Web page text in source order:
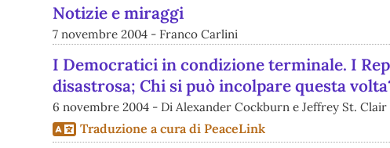
Notizie e miraggi
7 novembre 2004 - Franco Carlini
I Democratici in condizione terminale. I
disastrosa; Chi si può incolpare questa
6 novembre 2004 - Di Alexander Cockburn e Jeffrey St. Clair
Traduzione a cura di PeaceLink